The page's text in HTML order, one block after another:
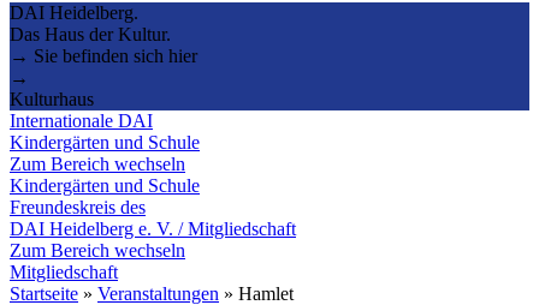
DAI Heidelberg.
Das Haus der Kultur.
→ Sie befinden sich hier
→
Kulturhaus
Internationale DAI
Kindergärten und Schule
Zum Bereich wechseln
Kindergärten und Schule
Freundeskreis des
DAI Heidelberg e. V. / Mitgliedschaft
Zum Bereich wechseln
Mitgliedschaft
Startseite » Veranstaltungen » Hamlet